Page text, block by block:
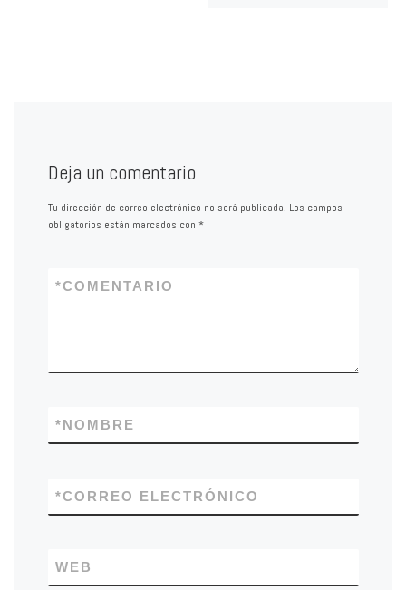
Deja un comentario
Tu dirección de correo electrónico no será publicada. Los campos
obligatorios están marcados con *
COMENTARIO
*
NOMBRE
*
CORREO ELECTRÓNICO
*
WEB